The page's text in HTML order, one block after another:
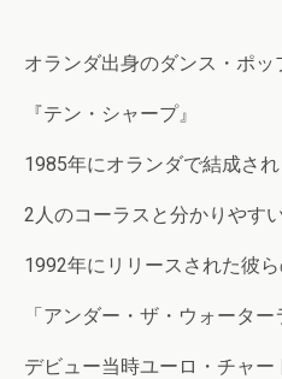
オランダ出身のダンス・ポッ
『テン・シャープ』
1985年にオランダで結成され
2人のコーラスと分かりやす
1992年にリリースされた彼
「アンダー・ザ・ウォーター
デビュー当時ユーロ・チャ